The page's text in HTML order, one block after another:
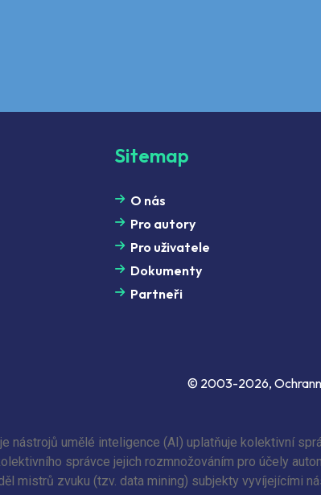
Sitemap
O nás
Pro autory
Pro uživatele
Dokumenty
Partneři
© 2003-2026,
nástrojů umělé inteligence (AI) uplatňuje kolektivní
správce jejich rozmnožováním pro účely
mistrů zvuku (tzv. data mining) subjekty vyvíjejícími